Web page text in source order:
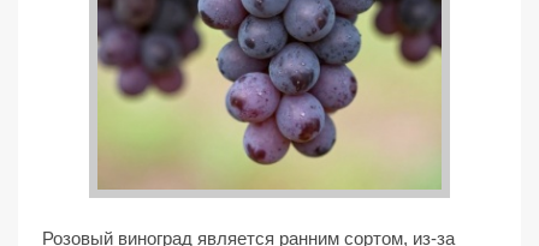
Розовый виноград является ранним сортом, из-за